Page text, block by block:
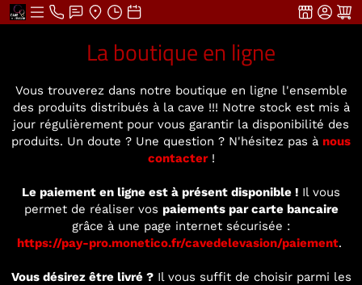
La boutique en ligne
Vous trouverez dans notre boutique en ligne l'ensemble
des produits distribués à la cave !!! Notre stock est mis à
jour régulièrement pour vous garantir la disponibilité des
produits. Un doute ? Une question ? N'hésitez pas à nous
contacter!
Le paiement en ligne est à présent disponible ! Il vous
permet de réaliser vos paiements par carte bancaire
grâce à une page internet sécurisée :
https://pay-pro.monetico.fr/cavedelevasion/paiement.
Vous désirez être livré ?Il vous suffit de choisir parmi les